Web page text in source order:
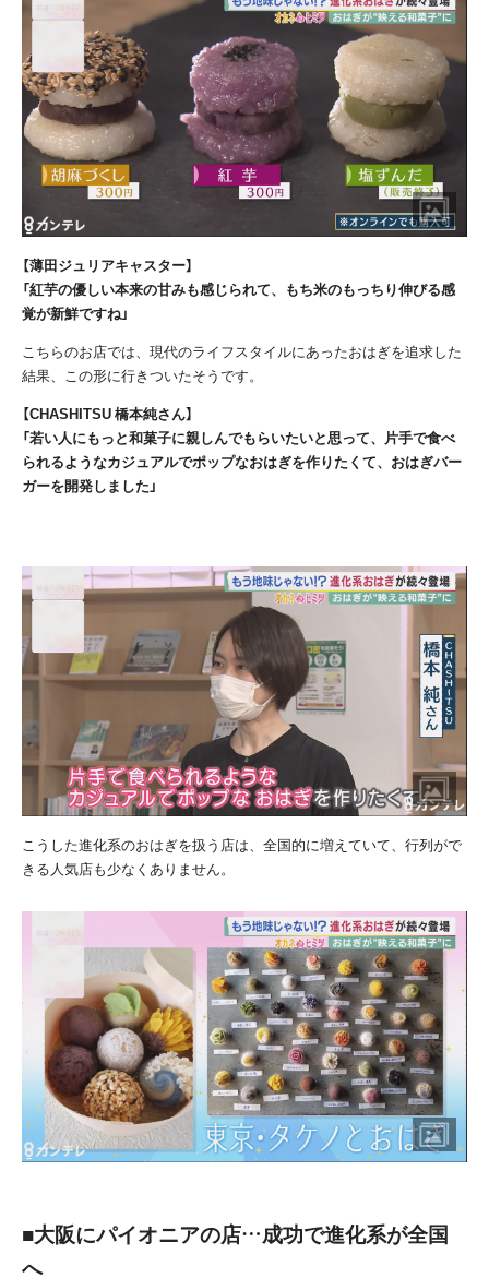
【薄田ジュリアキャスター】
「紅芋の優しい本来の甘みも感じられて、もち米のもっちり伸びる感
覚が新鮮ですね」
こちらのお店では、現代のライフスタイルにあったおはぎを追求した
結果、この形に行きついたそうです。
【CHASHITSU 橋本純さん】
「若い人にもっと和菓子に親しんでもらいたいと思って、片手で食べ
られるようなカジュアルでポップなおはぎを作りたくて、おはぎバー
ガーを開発しました」
こうした進化系のおはぎを扱う店は、全国的に増えていて、行列がで
きる人気店も少なくありません。
■大阪にパイオニアの店…成功で進化系が全国
へ